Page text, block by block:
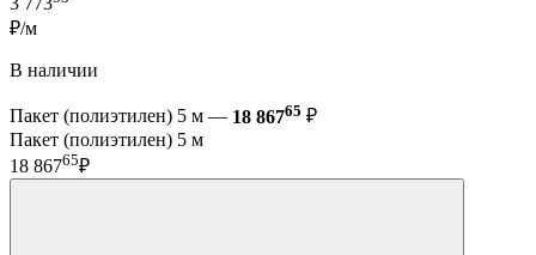
₽/м
В наличии
Пакет (полиэтилен) 5 м — 18 86765 ₽
Пакет (полиэтилен) 5 м
18 86765₽